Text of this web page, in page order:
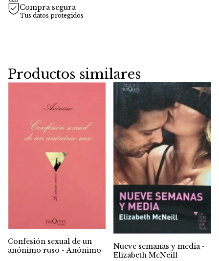
Compra segura
Tus datos protegidos
Productos similares
Confesión sexual de un
anónimo ruso - Anónimo
Nueve semanas y media -
Elizabeth McNeill